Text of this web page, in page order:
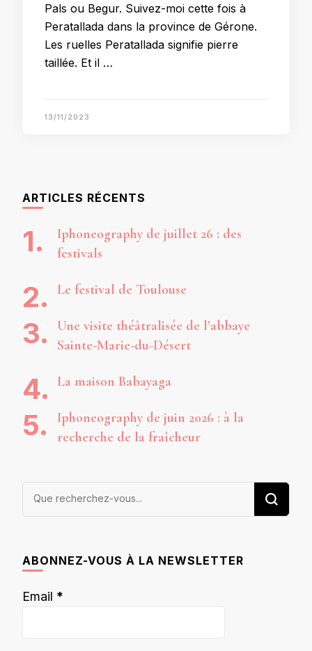
Pals ou Begur. Suivez-moi cette fois à
Peratallada dans la province de Gérone.
Les ruelles Peratallada signifie pierre
taillée. Et il …
13/11/2023
ARTICLES RÉCENTS
Iphoneography de juillet 26 : des
festivals
Le festival de Toulouse
Une visite théâtralisée de l’abbaye
Sainte-Marie-du-Désert
La maison Babayaga
Iphoneography de juin 2026 : à la
recherche de la fraîcheur
Vous
ABONNEZ-VOUS À LA NEWSLETTER
Email *